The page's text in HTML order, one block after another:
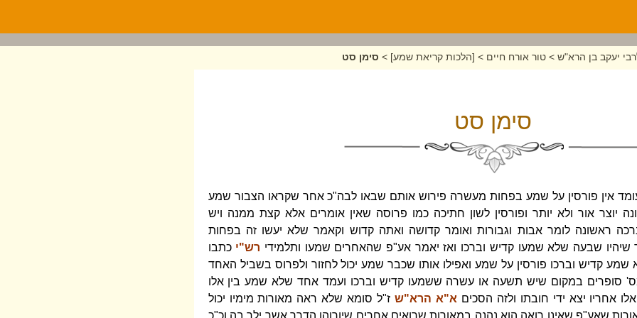
יעקב בן הרא"ש > טור אורח חיים > [הלכות קריאת שמע] > סימן סט
סימן סט
אין פורסין על שמע בפחות מעשרה פירוש אותם שבאו לבה"כ אחר שקראו הצבור שמע
יוצר אור ולא יותר ופורסין לשון חתיכה כמו פרוסה שאין אומרים אלא קצת ממנה ויש
ראשונה לומר אבות וגבורות ואומר קדושה ואתה קדוש וקאמר שלא יעשו זה בפחות
שיהיו שבעה שלא שמעו קדיש וברכו ואז יאמר אע"פ שהאחרים שמעו ותלמידי רש"י כתבו
קדיש וברכו פורסין על שמע ואפילו אותו שכבר שמע יכול לחזור ולפרוס בשביל האחד
סופרים במקום שיש תשעה או עשרה ששמעו קדיש וברכו ועמד אחד שלא שמע בין אלו
אחריו יצא ידי חובתו ולזה הסכים א"א הרא"שז"ל סומא שלא ראה מאורות מימיו יכול
שאע"פ שאינו רואה הוא נהנה במאורות שרואים אחרים שיורוהו הדרך אשר ילך בה וכ"כ